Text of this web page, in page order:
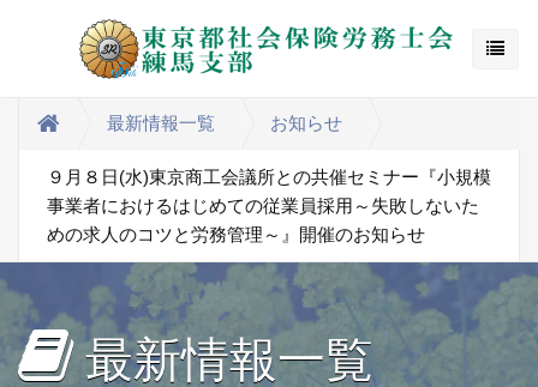
最新情報一覧 お知らせ
９月８日(水)東京商工会議所との共催セミナー『小規模
事業者におけるはじめての従業員採用～失敗しないた
めの求人のコツと労務管理～』開催のお知らせ
最新情報一覧